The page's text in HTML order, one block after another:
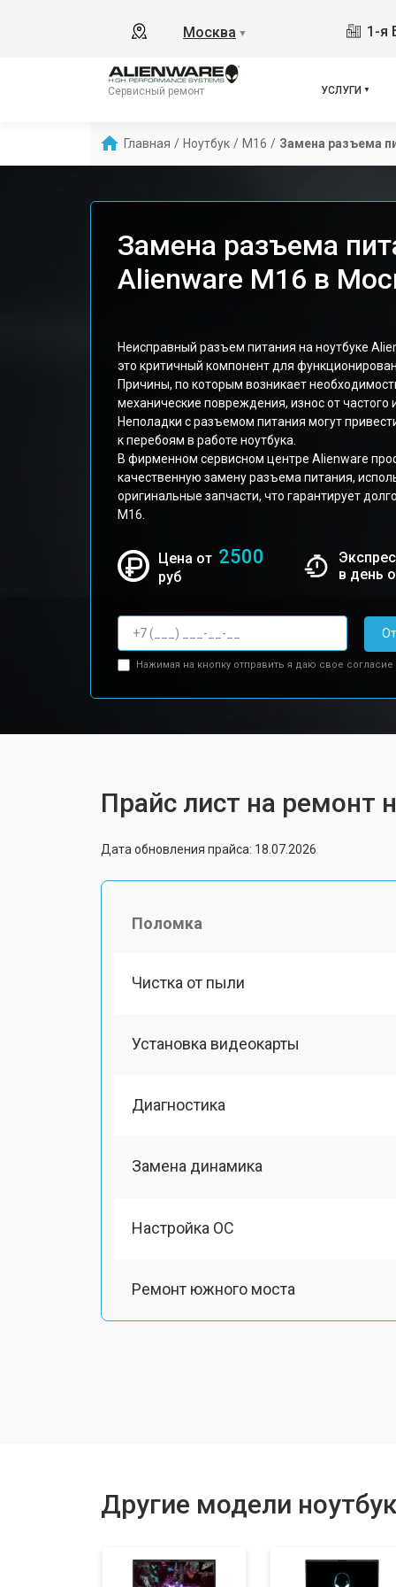
Москва ▼ 1-я
Сервисный ремонт УСЛУГИ
Главная / Ноутбук / M16 / Замена разъема
Замена разъема
Alienware M16 в
Неисправный разъем питания на ноутбуке
это критичный компонент для
Причины, по которым возникает
механические повреждения, износ от частого
Неполадки с разъемом питания могут
к перебоям в работе ноутбука.
В фирменном сервисном центре Alienware
качественную замену разъема питания,
оригинальные запчасти, что гарантирует
M16.
Цена от 2500
руб
в день
Нажимая на кнопку отправить я даю свое согласие
Прайс лист на ремонт
Дата обновления прайса: 18.07.2026
Поломка
Чистка от пыли
Установка видеокарты
Диагностика
Замена динамика
Настройка ОС
Ремонт южного моста
Другие модели